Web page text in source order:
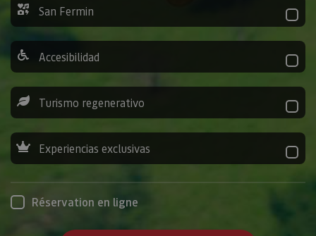
San Fermin
Accesibilidad
Turismo regenerativo
Experiencias exclusivas
Réservation en ligne